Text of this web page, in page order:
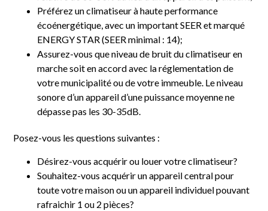
Préférez un climatiseur à haute performance
écoénergétique, avec un important SEER et marqué
ENERGY STAR (SEER minimal : 14);
Assurez-vous que niveau de bruit du climatiseur en
marche soit en accord avec la réglementation de
votre municipalité ou de votre immeuble. Le niveau
sonore d’un appareil d’une puissance moyenne ne
dépasse pas les 30-35dB.
Posez-vous les questions suivantes :
Désirez-vous acquérir ou louer votre climatiseur?
Souhaitez-vous acquérir un appareil central pour
toute votre maison ou un appareil individuel pouvant
rafraichir 1 ou 2 pièces?